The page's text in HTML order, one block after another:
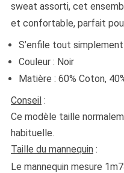
sweat assorti, cet
et confortable, parfait
S’enfile tout simplement
Couleur : Noir
Matière : 60% Coton,
Conseil :
Ce modèle taille
habituelle.
Taille du mannequin :
Le mannequin mesure